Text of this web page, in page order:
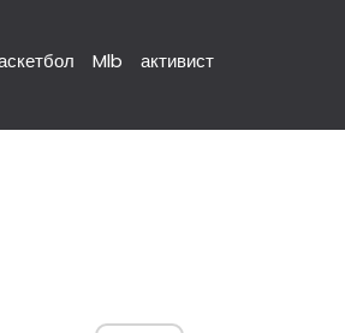
Mlb активист